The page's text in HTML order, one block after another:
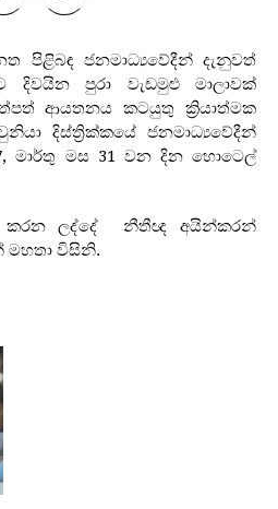
පිළිබඳ ජනමාධ්‍යවේදීන්දැනුවත්
පුරා වැඩමුළු මාලාවක්
ආයතනය කටයුතු ක්‍රියාත්මක
දිස්ත්‍රික්කයේ ජනමාධ්‍යවේදීන්
මාර්තු මස 31 වන දින හොටෙල්
කරන ලද්දේ නීතීඥ අයින්කරන්
මහතා විසිනි.